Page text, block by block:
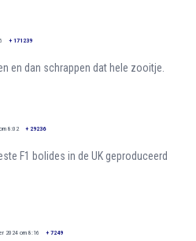
+ 171239
en dan schrappen dat hele zooitje.
8:02 + 29236
F1 bolides in de UK geproduceerd
2024 om 8:16 + 7249